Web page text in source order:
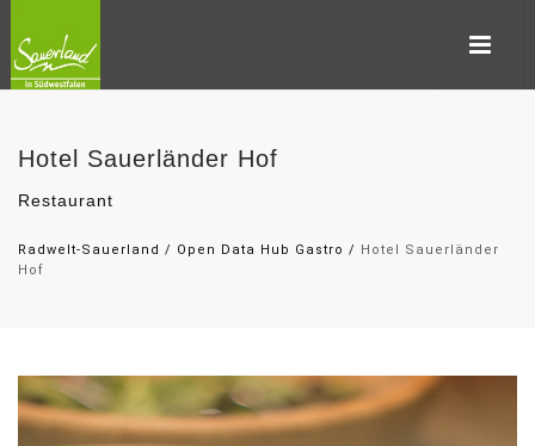
Hotel Sauerländer Hof
Restaurant
Radwelt-Sauerland / Open Data Hub Gastro / Hotel Sauerländer
Hof